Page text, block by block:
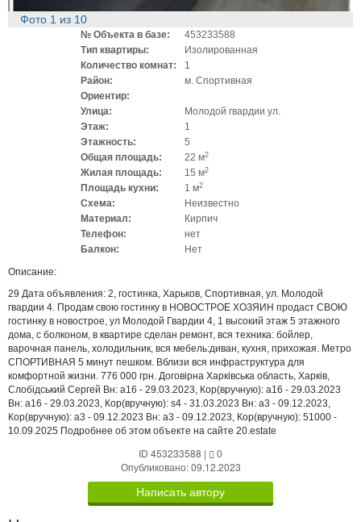
Фото 1 из 10
№ Объекта в базе:
453233588
Тип квартиры:
Изолированная
Количество комнат:
1
Район:
м. Спортивная
Ориентир:
Улица:
Молодой гвардии ул.
Этаж:
1
Этажность:
5
Общая площадь:
22 м2
Жилая площадь: 15 м2
Площадь кухни: 1 м2
Схема:
Неизвестно
Материал:
Кирпич
Телефон:
нет
Балкон:
Нет
Описание:
29 Дата объявления: 2, гостинка, Харьков, Спортивная, ул. Молодой
гвардии 4. Продам свою гостинку в НОВОСТРОЕ ХОЗЯИН продаст СВОЮ
гостинку в новострое, ул Молодой Гвардии 4, 1 высокий этаж 5 этажного
дома, с болконом, в квартире сделан ремонт, вся техника: бойлер,
варочная панель, холодильник, вся мебель:диван, кухня, прихожая. Метро
СПОРТИВНАЯ 5 минут пешком. Вблизи вся инфраструктура для
комфортной жизни. 776 000 грн. Договірна Харківська область, Харків,
Слобідський Сергей Вн: a16 - 29.03.2023, Кор(вручную): a16 - 29.03.2023
Вн: a16 - 29.03.2023, Кор(вручную): s4 - 31.03.2023 Вн: a3 - 09.12.2023,
Кор(вручную): a3 - 09.12.2023 Вн: a3 - 09.12.2023, Кор(вручную): 51000 -
10.09.2025 Подробнее об этом объекте на сайте 20.estate
ID 453233588 |
0
Опубликовано: 09.12.2023
Написать автору